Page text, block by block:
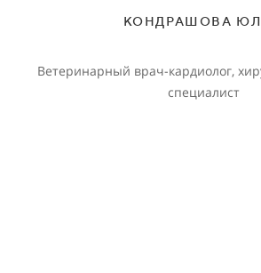
КОНДРАШОВА
Ветеринарный врач-кардиолог,
специалист